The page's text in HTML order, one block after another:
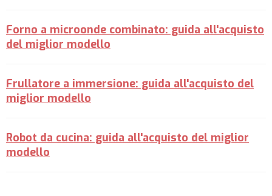
Forno a microonde combinato: guida all'acquisto
del miglior modello
Frullatore a immersione: guida all'acquisto del
miglior modello
Robot da cucina: guida all'acquisto del miglior
modello